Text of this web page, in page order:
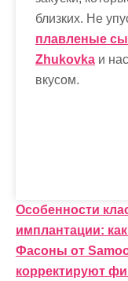
близких. Не
плавленые
Zhukovka и
вкусом.
Н
а
в
Особенности
имплантации:
Фасоны от
корректируют